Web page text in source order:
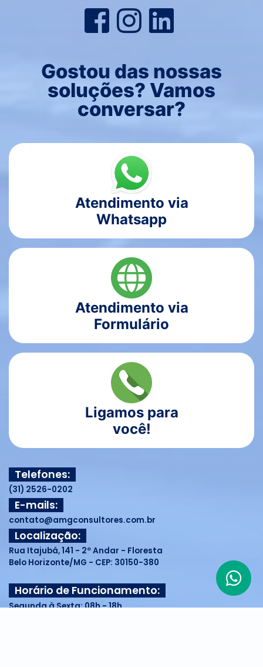
Gostou das nossas
soluções? Vamos
conversar?
Atendimento via
Whatsapp
Atendimento via
Formulário
Ligamos para
você!
Telefones:
(31) 2526-0202
E-mails:
contato@amgconsultores.com.br
Localização:
Rua Itajubá, 141 - 2º Andar - Floresta
Belo Horizonte/MG - CEP: 30150-380
Horário de Funcionamento:
Segunda à Sexta: 08h - 18h